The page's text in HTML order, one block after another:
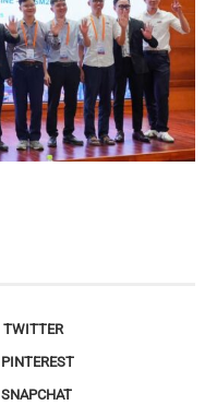
TWITTER
PINTEREST
SNAPCHAT